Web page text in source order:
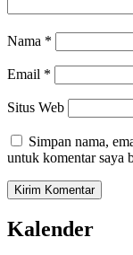
Nama *
Email *
Situs Web
Simpan nama,
untuk komentar saya
Kalender